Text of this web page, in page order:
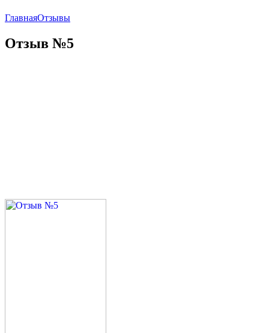
ГлавнаяОтзывы
Отзыв №5